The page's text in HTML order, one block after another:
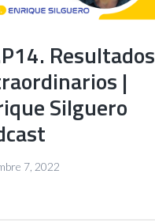
Resultados
|
Silguero
7, 2022